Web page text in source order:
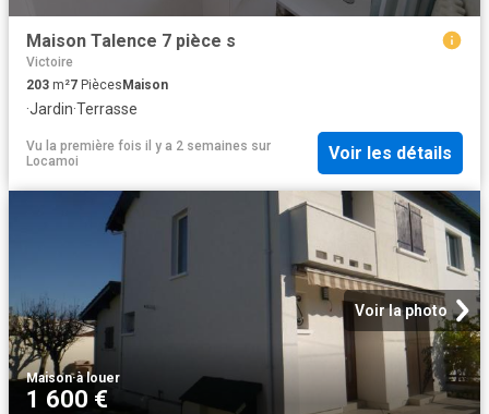
Maison Talence 7 pièce s
Victoire
203 m²7 PiècesMaison
·Jardin·Terrasse
Vu la première fois il y a 2 semaines sur
Locamoi
Voir les détails
Voir la photo
Maison·à louer
1 600 €